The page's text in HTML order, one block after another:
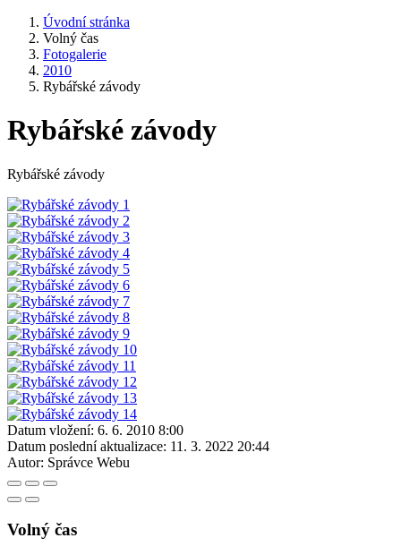
Úvodní stránka
Volný čas
Fotogalerie
2010
Rybářské závody
Rybářské závody
Rybářské závody
Datum vložení: 6. 6. 2010 8:00
Datum poslední aktualizace: 11. 3. 2022 20:44
Autor: Správce Webu
Volný čas